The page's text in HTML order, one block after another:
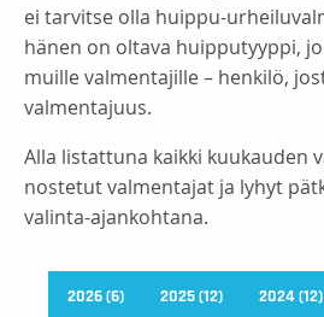
ei tarvitse olla huippu-
hänen on oltava huipputyyppi,
muille valmentajille – henkilö,
valmentajuus.
Alla listattuna kaikki kuukauden
nostetut valmentajat ja lyhyt
valinta-ajankohtana.
2026 (6) 2025 (12) 2024 (12)